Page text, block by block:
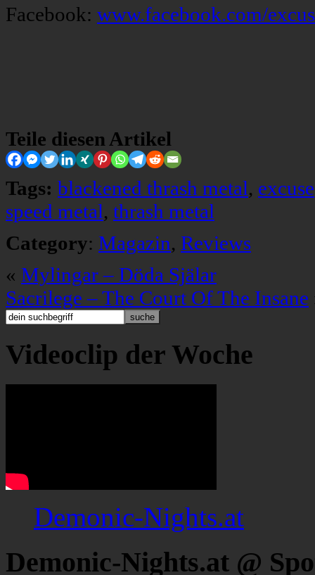
Facebook: www.facebook.com/
Teile diesen Artikel
Tags: blackened thrash metal, excuse
speed metal, thrash metal
Category: Magazin, Reviews
« Mylingar – Döda Själar
Sacrilege – The Court Of The Insane
Videoclip der Woche
Demonic-Nights.at
Demonic-Nights.at @